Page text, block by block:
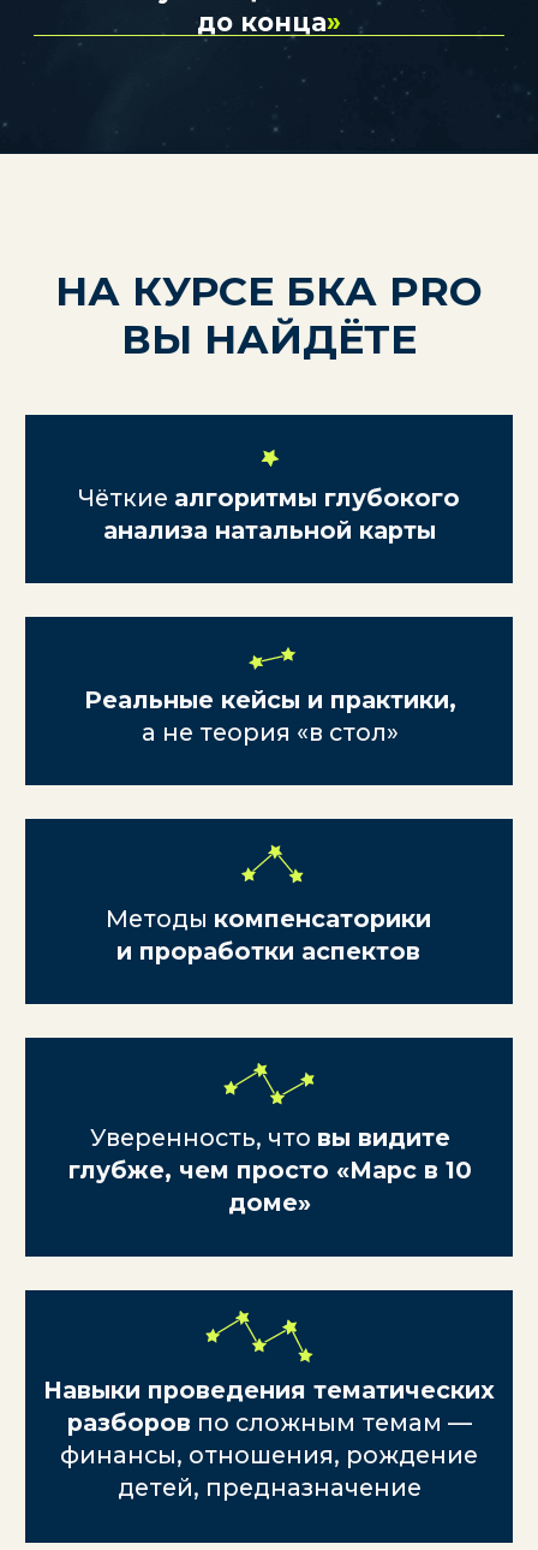
"
"
"
"
УРОВЕНЬ
консультировать, но часто
приходили сложные клиенты
что вижу только «поверхностные»
вещи, а корни проблем остаются
скрыты.
а клиенты — уходили
рассказать о планетах и домах,
но когда дело доходило
до финансов или отношений —
терялась в деталях.
Мне хотелось иметь чёткий
алгоритм, как работать с такими
темами, а не гадать.
БКА ПРО — это шанс получить
реальные инструменты для
работы с самыми сложными
После базового курса мне
с детьми и женскими вопросами.
Хотелось помочь себе и другим
женщинам, но не хватало знаний,
как точно читать гороскопы детей
и разбираться в вопросах
фертильности. Иногда я просто
давать консультации.
возможность стать более
уверенной и расширить спектр